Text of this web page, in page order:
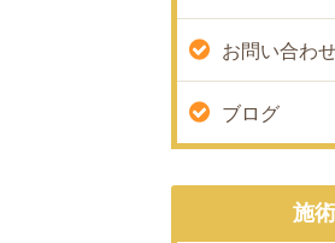
お問い合わ
ブログ
施